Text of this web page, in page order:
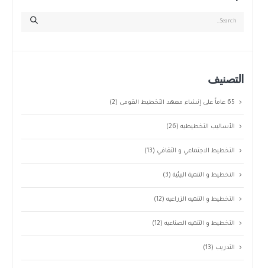
التصنيف
65 عاماً على إنشاء معهد التخطيط القومى (2)
الأساليب التخطيطيه(26)
التخطيط الاجتماعي و الثقافي (13)
التخطيط و التنمية البيئية(3)
التخطيط و التنميه الزراعيه(12)
التخطيط و التنميه الصناعيه(12)
التدريب (13)